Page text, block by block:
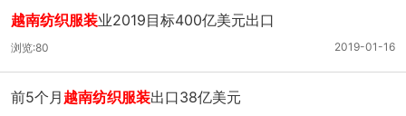
越南纺织服装业2019目标400亿美元出口
2019-01-16
浏览:80
前5个月 越南纺织服装出口38亿美元